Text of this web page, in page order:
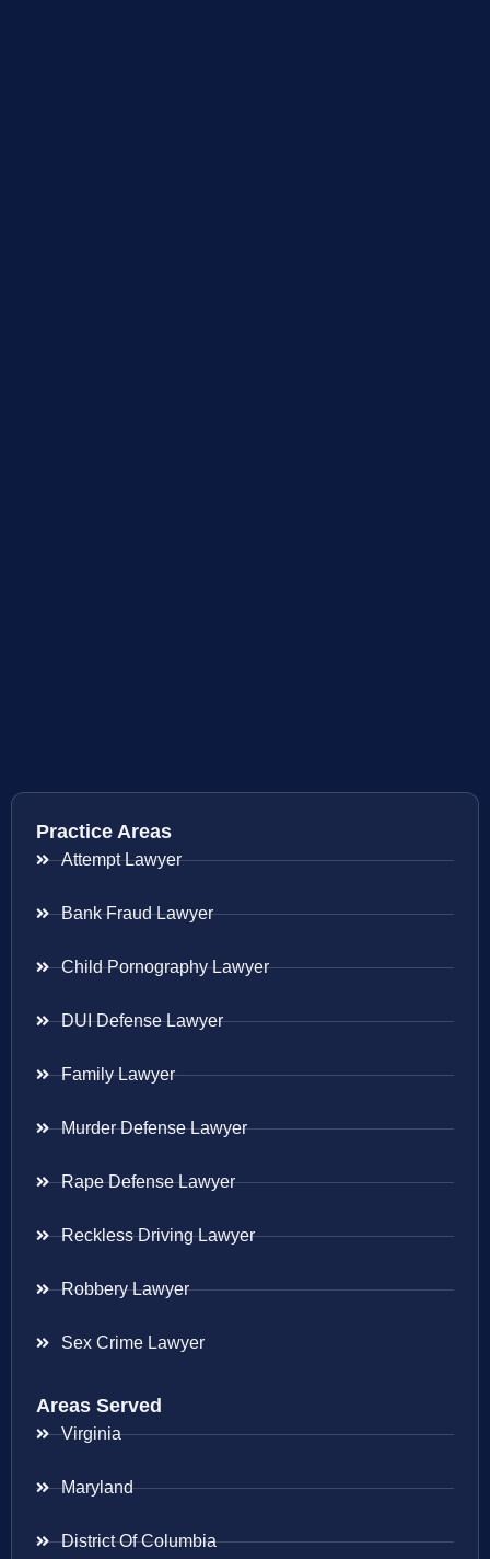
Practice Areas
Attempt Lawyer
Bank Fraud Lawyer
Child Pornography Lawyer
DUI Defense Lawyer
Family Lawyer
Murder Defense Lawyer
Rape Defense Lawyer
Reckless Driving Lawyer
Robbery Lawyer
Sex Crime Lawyer
Areas Served
Virginia
Maryland
District Of Columbia